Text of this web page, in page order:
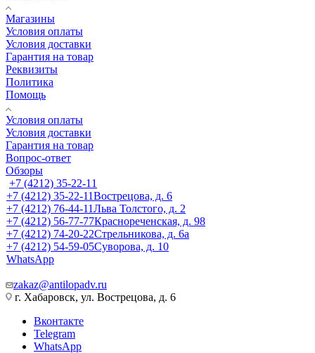
Магазины
Условия оплаты
Условия доставки
Гарантия на товар
Реквизиты
Политика
Помощь
Условия оплаты
Условия доставки
Гарантия на товар
Вопрос-ответ
Обзоры
+7 (4212) 35-22-11
+7 (4212) 35-22-11Вострецова, д. 6
+7 (4212) 76-44-11Льва Толстого, д. 2
+7 (4212) 56-77-77Краснореченская, д. 98
+7 (4212) 74-20-22Стрельникова, д. 6а
+7 (4212) 54-59-05Суворова, д. 10
WhatsApp
zakaz@antilopadv.ru
г. Хабаровск, ул. Вострецова, д. 6
Вконтакте
Telegram
WhatsApp